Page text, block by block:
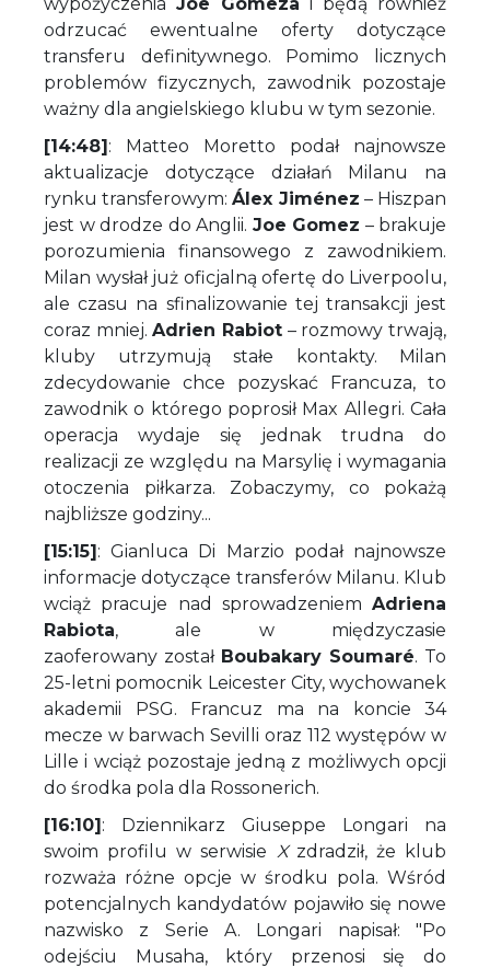
odrzucać ewentualne oferty dotyczące
transferu definitywnego. Pomimo licznych
problemów fizycznych, zawodnik pozostaje
ważny dla angielskiego klubu w tym sezonie.
[14:48]: Matteo Moretto podał najnowsze
aktualizacje dotyczące działań Milanu na
rynku transferowym:Álex Jiménez – Hiszpan
jest w drodze do Anglii. Joe Gomez – brakuje
porozumienia finansowego z zawodnikiem.
Milan wysłał już oficjalną ofertę do Liverpoolu,
ale czasu na sfinalizowanie tej transakcji jest
coraz mniej.Adrien Rabiot – rozmowy trwają,
kluby utrzymują stałe kontakty. Milan
zdecydowanie chce pozyskać Francuza, to
zawodnik o którego poprosił Max Allegri. Cała
operacja wydaje się jednak trudna do
realizacji ze względu na Marsylię i wymagania
otoczenia piłkarza. Zobaczymy, co pokażą
najbliższe godziny...
[15:15]: Gianluca Di Marzio podał najnowsze
informacje dotyczące transferów Milanu. Klub
wciąż pracuje nad sprowadzeniem Adriena
Rabiota, ale w międzyczasie
zaoferowany został Boubakary Soumaré. To
25-letni pomocnik Leicester City, wychowanek
akademii PSG. Francuz ma na koncie 34
mecze w barwach Sevilli oraz 112 występów w
Lille i wciąż pozostaje jedną z możliwych opcji
do środka pola dla Rossonerich.
[16:10]: Dziennikarz Giuseppe Longari na
swoim profilu w serwisie Xzdradził, że klub
rozważa różne opcje w środku pola. Wśród
potencjalnych kandydatów pojawiło się nowe
nazwisko z Serie A. Longari napisał: "Po
odejściu Musaha, który przenosi się do